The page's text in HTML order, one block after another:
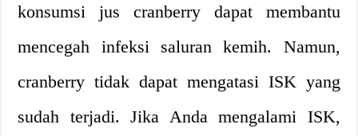
konsumsi jus cranberry dapat membantu
mencegah infeksi saluran kemih. Namun,
cranberry tidak dapat mengatasi ISK yang
sudah terjadi. Jika Anda mengalami ISK,